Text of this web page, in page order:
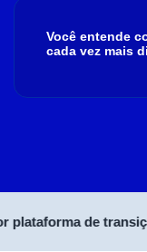
Você entende
cada vez mais
de transição